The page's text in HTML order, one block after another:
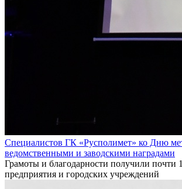
Специалистов ГК «Русполимет» ко Дню
ведомственными и заводскими наградами
Грамоты и благодарности получили почти
предприятия и городских учреждений